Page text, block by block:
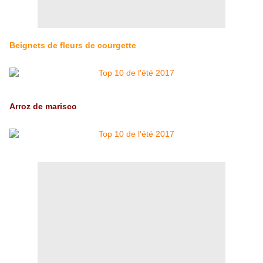
Beignets de fleurs de courgette
Arroz de marisco